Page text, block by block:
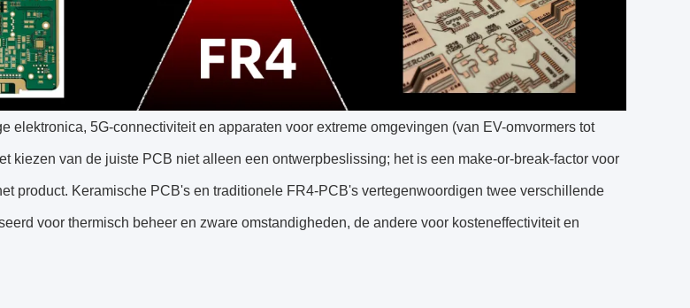
elektronica, 5G-connectiviteit en apparaten voor extreme omgevingen (van EV-omvormers tot
kiezen van de juiste PCB niet alleen een ontwerpbeslissing; het is een make-or-break-factor voor
product. Keramische PCB's en traditionele FR4-PCB's vertegenwoordigen twee verschillende
voor thermisch beheer en zware omstandigheden, de andere voor kosteneffectiviteit en